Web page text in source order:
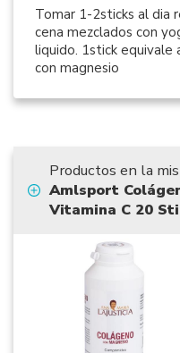
Tomar 1-2sticks al dia
cena mezclados con
liquido. 1stick equivale
con magnesio
Productos en la
Amlsport
Vitamina C 20